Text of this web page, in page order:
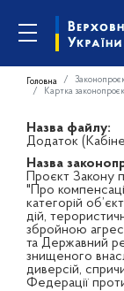
Головна
Картка
Назва файлу:
Додаток
Назва
Проєкт Закону
"Про
категорій
дій,
збройною
та Державний
знищеного
диверсій,
Федерації